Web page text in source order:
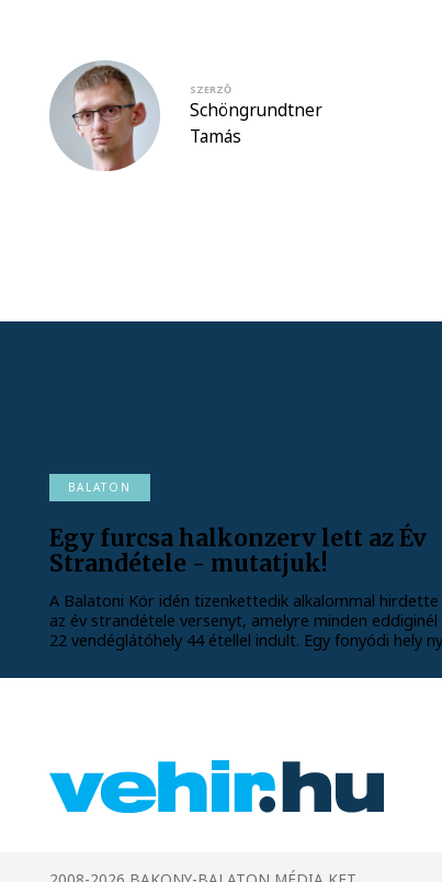
SZERZŐ
Schöngrundtner
Tamás
BALATON
Egy furcsa halkonzerv lett az Év
Strandétele - mutatjuk!
A Balatoni Kör idén tizenkettedik alkalommal hirdette
az év strandétele versenyt, amelyre minden
22 vendéglátóhely 44 étellel indult. Egy fonyódi hely